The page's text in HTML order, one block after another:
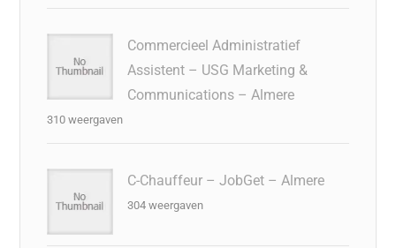
Commercieel Administratief
Assistent – USG Marketing &
Communications – Almere
310 weergaven
C-Chauffeur – JobGet – Almere
304 weergaven